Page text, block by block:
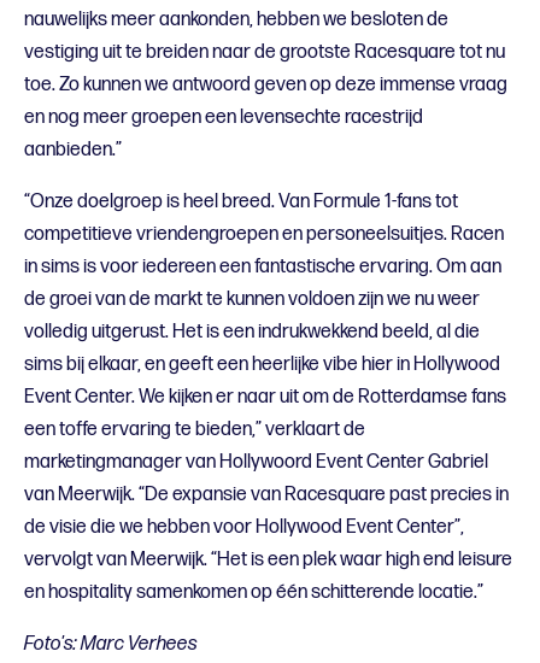
nauwelijks meer aankonden, hebben we besloten de
vestiging uit te breiden naar de grootste Racesquare tot nu
toe. Zo kunnen we antwoord geven op deze immense vraag
en nog meer groepen een levensechte racestrijd
aanbieden.”
“Onze doelgroep is heel breed. Van Formule 1-fans tot
competitieve vriendengroepen en personeelsuitjes. Racen
in sims is voor iedereen een fantastische ervaring. Om aan
de groei van de markt te kunnen voldoen zijn we nu weer
volledig uitgerust. Het is een indrukwekkend beeld, al die
sims bij elkaar, en geeft een heerlijke vibe hier in Hollywood
Event Center. We kijken er naar uit om de Rotterdamse fans
een toffe ervaring te bieden,” verklaart de
marketingmanager van Hollywoord Event Center Gabriel
van Meerwijk.“De expansie van Racesquare past precies in
de visie die we hebben voor Hollywood Event Center”,
vervolgt van Meerwijk. “Het is een plek waar high end leisure
en hospitality samenkomen op één schitterende locatie.”
Foto's: Marc Verhees